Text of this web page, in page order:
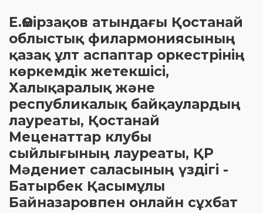
Е.Өмірзақов атындағы Қостанай
облыстық филармониясының
қазақ ұлт аспаптар оркестрінің
көркемдік жетекшісі,
Халықаралық және
республикалық байқаулардың
лауреаты, Қостанай
Меценаттар клубы
сыйлығының лауреаты, ҚР
Мәдениет саласының үздігі -
Батырбек Қасымұлы
Байназаровпен онлайн сұхбат